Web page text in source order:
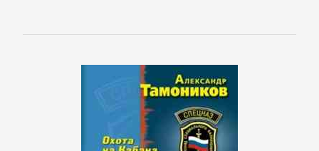
Учебная
ДОМАШНИЙ